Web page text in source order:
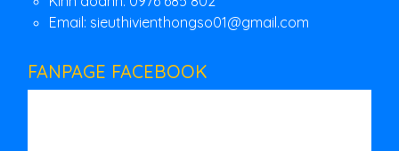
Email: sieuthivienthongso01@gmail.com
FANPAGE FACEBOOK